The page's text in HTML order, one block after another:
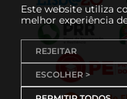
Este website utiliza
melhor experiência
REJEITAR
ESCOLHER >